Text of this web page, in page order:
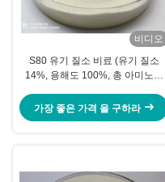
비디오
S80 유기 질소 비료 (유기 질소
14%, 용해도 100%, 총 아미노산
가장 좋은 가격 을 구하라